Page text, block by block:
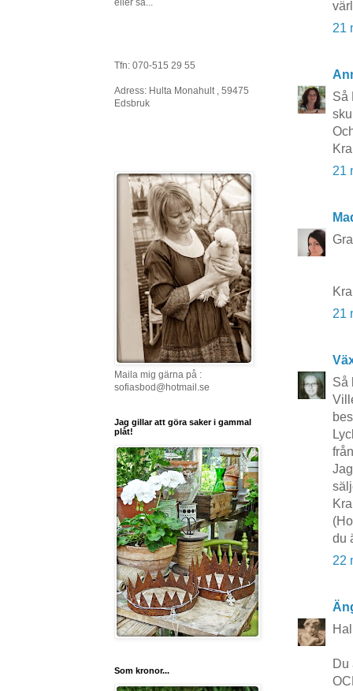
21
Så
21
21
Så
du
22
Du
eller så...
Tfn: 070-515 29 55
Adress: Hulta Monahult , 59475
Edsbruk
Maila mig gärna på :
sofiasbod@hotmail.se
Jag gillar att göra saker i gammal
plåt!
Som kronor...